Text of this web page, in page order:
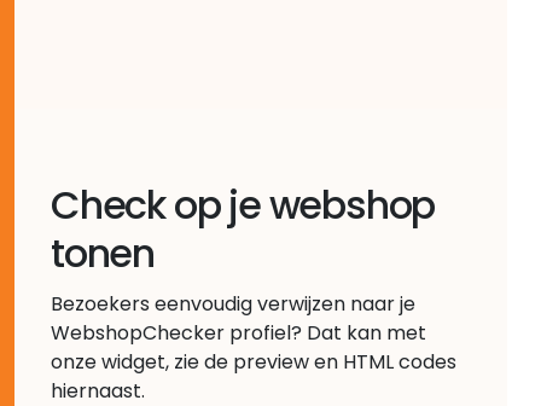
Check op je webshop
tonen
Bezoekers eenvoudig verwijzen naar je
WebshopChecker profiel? Dat kan met
onze widget, zie de preview en HTML codes
hiernaast.